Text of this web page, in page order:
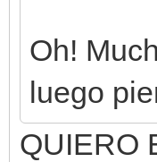
Oh!
luego
QUIERO